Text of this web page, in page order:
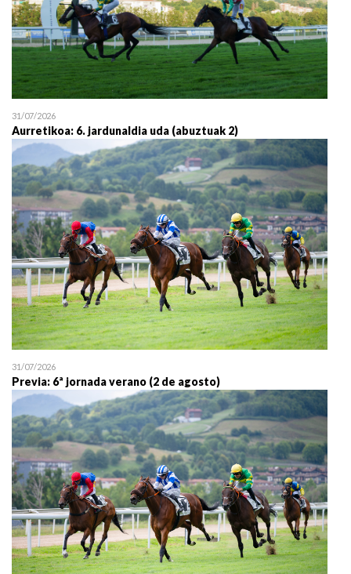
31/07/2026
Aurretikoa: 6. jardunaldia uda (abuztuak 2)
31/07/2026
Previa: 6ª jornada verano (2 de agosto)